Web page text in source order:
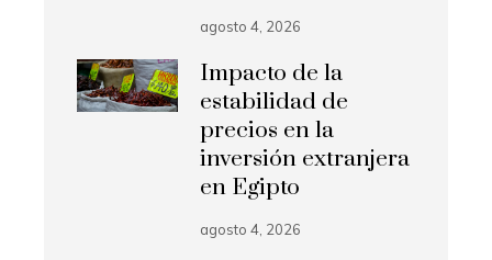
agosto 4, 2026
Impacto de la
estabilidad de
precios en la
inversión extranjera
en Egipto
agosto 4, 2026